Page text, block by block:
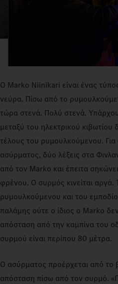
Ο Marko Niinikari είναι ένας
νεύρα. Πίσω από το
τώρα στενά. Πολύ στενά.
μεταξύ του ηλεκτρικού κιβωτίου
τέλους του ρυμουλκούμενου. Για
ασύρματος, δύο λέξεις στα
από τον Marko και έπειτα
φρένου. Ο συρμός κινείται αργά.
ρυμουλκούμενου και του
παλάμης ούτε ο ίδιος ο Marko
απόσταση από την καμπίνα του
συρμού είναι περίπου 80 μέτρα.
Ο ασύρματος προέρχεται από το
απόσταση πίσω από τον συρμό.